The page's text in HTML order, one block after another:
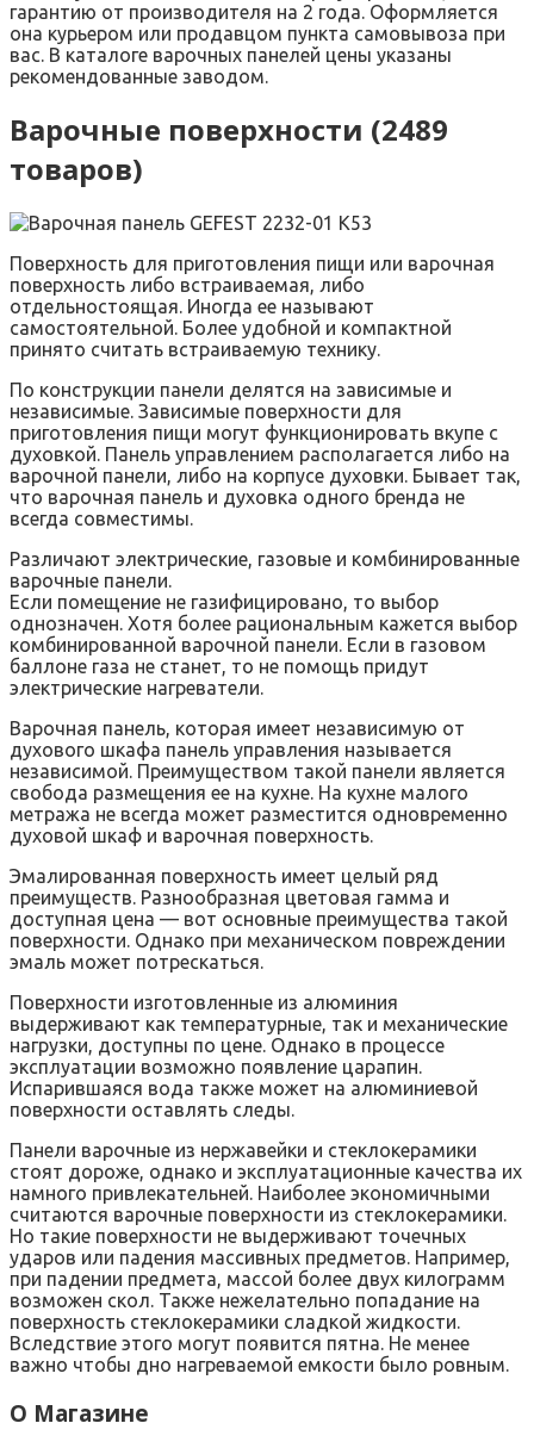
гарантию от производителя на 2 года. Оформляется
она курьером или продавцом пункта самовывоза при
вас. В каталоге варочных панелей цены указаны
рекомендованные заводом.
Варочные поверхности (2489
товаров)
Поверхность для приготовления пищи или варочная
поверхность либо встраиваемая, либо
отдельностоящая. Иногда ее называют
самостоятельной. Более удобной и компактной
принято считать встраиваемую технику.
По конструкции панели делятся на зависимые и
независимые. Зависимые поверхности для
приготовления пищи могут функционировать вкупе с
духовкой. Панель управлением располагается либо на
варочной панели, либо на корпусе духовки. Бывает так,
что варочная панель и духовка одного бренда не
всегда совместимы.
Различают электрические, газовые и комбинированные
варочные панели.
Если помещение не газифицировано, то выбор
однозначен. Хотя более рациональным кажется выбор
комбинированной варочной панели. Если в газовом
баллоне газа не станет, то не помощь придут
электрические нагреватели.
Варочная панель, которая имеет независимую от
духового шкафа панель управления называется
независимой. Преимуществом такой панели является
свобода размещения ее на кухне. На кухне малого
метража не всегда может разместится одновременно
духовой шкаф и варочная поверхность.
Эмалированная поверхность имеет целый ряд
преимуществ. Разнообразная цветовая гамма и
доступная цена — вот основные преимущества такой
поверхности. Однако при механическом повреждении
эмаль может потрескаться.
Поверхности изготовленные из алюминия
выдерживают как температурные, так и механические
нагрузки, доступны по цене. Однако в процессе
эксплуатации возможно появление царапин.
Испарившаяся вода также может на алюминиевой
поверхности оставлять следы.
Панели варочные из нержавейки и стеклокерамики
стоят дороже, однако и эксплуатационные качества их
намного привлекательней. Наиболее экономичными
считаются варочные поверхности из стеклокерамики.
Но такие поверхности не выдерживают точечных
ударов или падения массивных предметов. Например,
при падении предмета, массой более двух килограмм
возможен скол. Также нежелательно попадание на
поверхность стеклокерамики сладкой жидкости.
Вследствие этого могут появится пятна. Не менее
важно чтобы дно нагреваемой емкости было ровным.
О Магазине